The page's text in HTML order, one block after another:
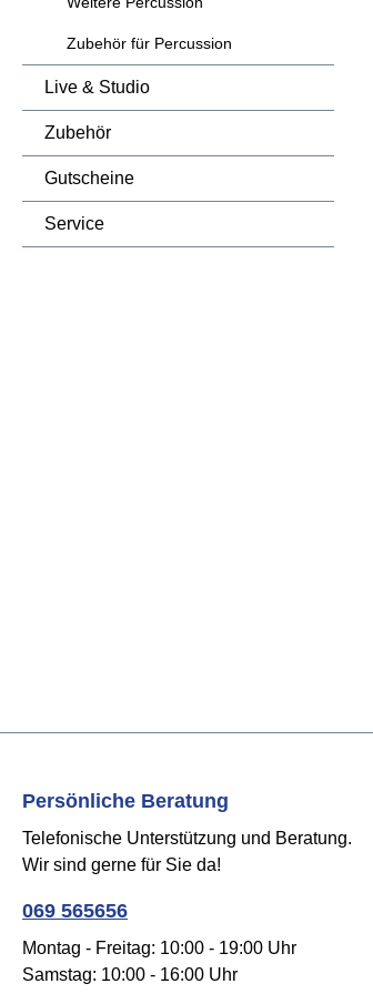
Zubehör für Percussion
Live & Studio
Zubehör
Gutscheine
Service
Persönliche Beratung
Telefonische Unterstützung und Beratung.
Wir sind gerne für Sie da!
069 565656
Montag - Freitag: 10:00 - 19:00 Uhr
Samstag: 10:00 - 16:00 Uhr